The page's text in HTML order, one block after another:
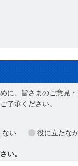
、皆さまのご意見・
了承ください。
ない 役に立たな
い。